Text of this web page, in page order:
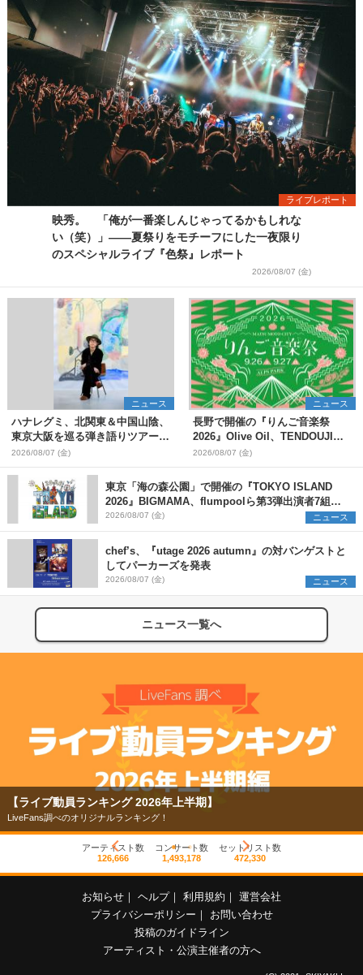
ライブレポート
映秀。 「俺が一番楽しんじゃってるかもしれな
い（笑）」――夏祭りをモチーフにした一夜限り
のスペシャルライブ『色祭』レポート
2026/08/07 (金)
ニュース
ハナレグミ、北関東＆中国山陰、
東京大阪を巡る弾き語りツアー10
月より開催決定
2026/08/07 (金)
ニュース
長野で開催の『りんご音楽祭
2026』Olive Oil、TENDOUJIら
第11弾出演アーティスト（16組）
を発表
2026/08/07 (金)
東京「海の森公園」で開催の『TOKYO ISLAND
2026』BIGMAMA、flumpoolら第3弾出演者7組を
発表 ワークショップ・アート出展者を募集
2026/08/07 (金) ニュース
chef’s、『utage 2026 autumn』の対バンゲストと
してパーカーズを発表
2026/08/07 (金) ニュース
ニュース一覧へ
【ライブ動員ランキング 2026年上半期】
LiveFans調べのオリジナルランキング！
アーティスト数
126,666
コンサート数
1,493,178
セットリスト数
472,330
お知らせ ヘルプ 利用規約
運営会社
プライバシーポリシー
お問い合わせ
投稿のガイドライン
アーティスト・公演主催者の方へ